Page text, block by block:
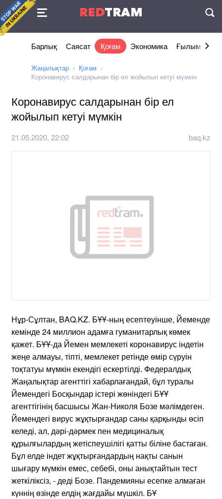
REDTRAM
Келісімі
Барлық Саясат Қоғам Экономика Ғылым және
Жаңалықтар
Қоғам
Коронавирус салдарынан бір ел жойылып кетуі мүмкін
Коронавирус салдарынан бір ел
жойылып кетуі мүмкін
21.05.2020, 22:02 baq.kz
Нұр-Сұлтан, BAQ.KZ. БҰҰ-ның есептеуінше, Йеменде
кемінде 24 миллион адамға гуманитарлық көмек
қажет. БҰҰ-да Йемен мемлекеті коронавирус індетін
жеңе алмауы, тіпті, мемлекет ретінде өмір сүруін
тоқтатуы мүмкін екендігі ескертілді. Федералдық
Жаңалықтар агенттігі хабарлағандай, бұл туралы
Йемендегі Босқындар істері жөніндегі БҰҰ
агенттігінің басшысы Жан-Николя Бозе мәлімдеген.
Йемендегі вирус жұқтырғандар саны қарқынды өсіп
келеді, ал, дәрі-дәрмек пен медициналық
құрылғылардың жетіспеушілігі қатты біліне бастаған.
Бұл елде індет жұқтырғандардың нақты санын
шығару мүмкін емес, себебі, оны анықтайтын тест
жеткіліксіз, - деді Бозе. Пандемияны есепке алмаған
күннің өзінде елдің жағдайы мүшкіл. БҰ